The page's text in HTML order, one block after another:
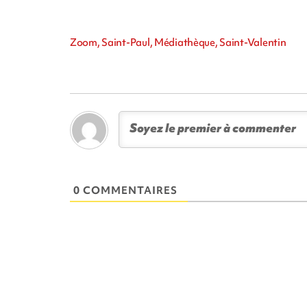
Zoom, Saint-Paul, Médiathèque, Saint-Valentin
0 COMMENTAIRES